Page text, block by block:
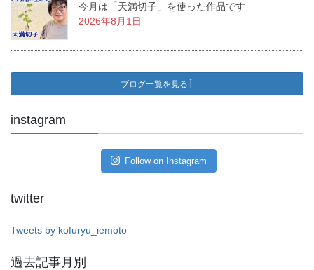
今月は「天満切子」を使った作品です
2026年8月1日
ブログ一覧を見る
instagram
Follow on Instagram
twitter
Tweets by kofuryu_iemoto
過去記事月別